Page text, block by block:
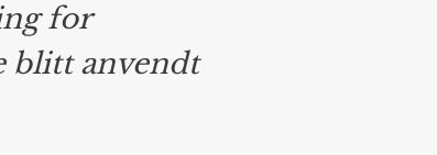
for
blitt anvendt